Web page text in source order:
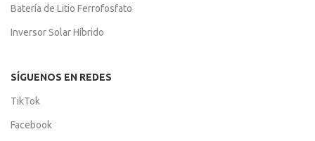
Batería de Litio Ferrofosfato
Inversor Solar Híbrido
SÍGUENOS EN REDES
TikTok
Facebook